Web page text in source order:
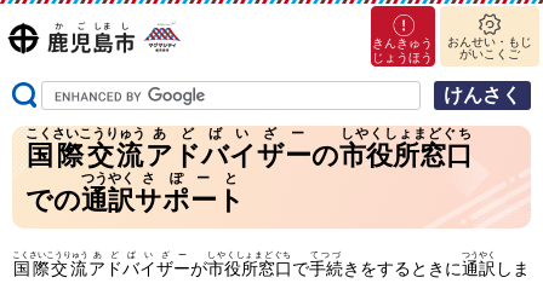
鹿児島市
し）
マグ
マシ
ティ
鹿児
島市
きんきゅう
じょうほう
おんせい・もじ
がいこくご
国際交流
こくさいこうりゅう
アドバイザー
あどばいざー
の市役所窓口
しやくしょまどぐち
での通訳
つうやく
サポート
さぽーと
国際交流
こくさいこうりゅう
アドバイザー
あどばいざー
が市役所窓口
しやくしょまどぐち
で手続
てつづ
きをするときに通訳
つうやく
しま